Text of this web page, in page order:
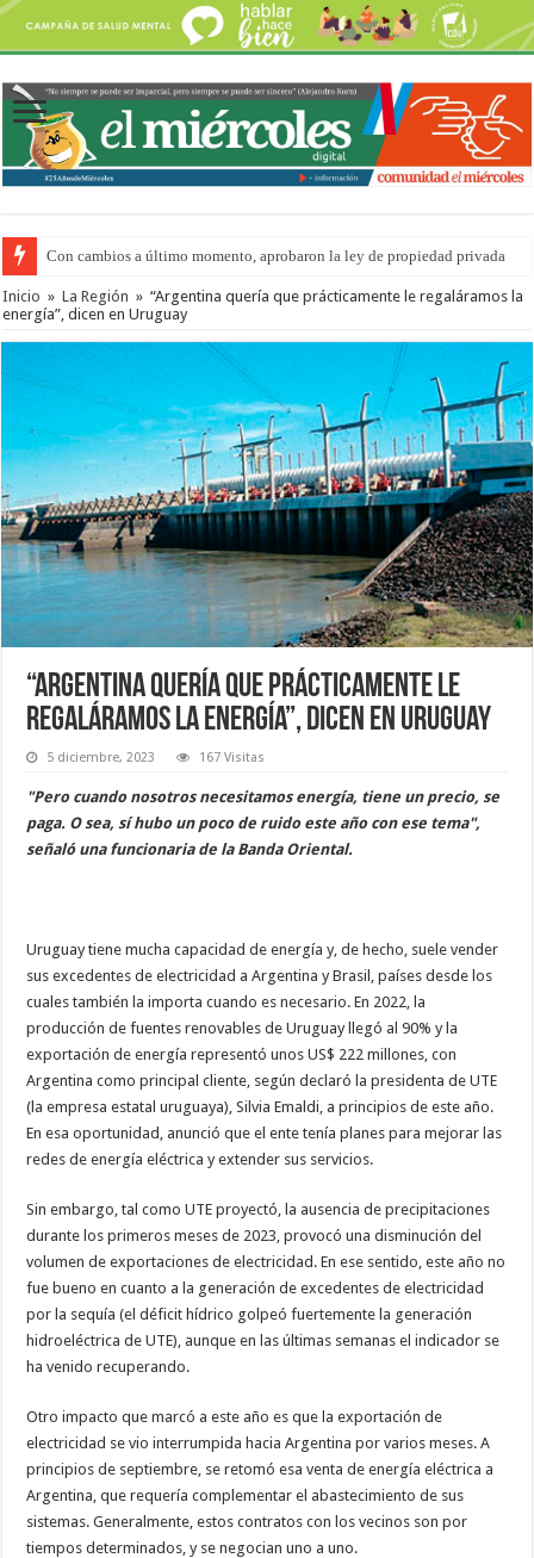
Con cambios a último momento, aprobaron la ley de propiedad privada
Inicio » La Región » “Argentina quería que prácticamente le regaláramos la
energía”, dicen en Uruguay
“Argentina quería que prácticamente le
regaláramos la energía”, dicen en Uruguay
5 diciembre, 2023 167 Visitas
"Pero cuando nosotros necesitamos energía, tiene un precio, se
paga. O sea, sí hubo un poco de ruido este año con ese tema",
señaló una funcionaria de la Banda Oriental.
Uruguay tiene mucha capacidad de energía y, de hecho, suele vender
sus excedentes de electricidad a Argentina y Brasil, países desde los
cuales también la importa cuando es necesario. En 2022, la
producción de fuentes renovables de Uruguay llegó al 90% y la
exportación de energía representó unos US$ 222 millones, con
Argentina como principal cliente, según declaró la presidenta de UTE
(la empresa estatal uruguaya), Silvia Emaldi, a principios de este año.
En esa oportunidad, anunció que el ente tenía planes para mejorar las
redes de energía eléctrica y extender sus servicios.
Sin embargo, tal como UTE proyectó, la ausencia de precipitaciones
durante los primeros meses de 2023, provocó una disminución del
volumen de exportaciones de electricidad. En ese sentido, este año no
fue bueno en cuanto a la generación de excedentes de electricidad
por la sequía (el déficit hídrico golpeó fuertemente la generación
hidroeléctrica de UTE), aunque en las últimas semanas el indicador se
ha venido recuperando.
Otro impacto que marcó a este año es que la exportación de
electricidad se vio interrumpida hacia Argentina por varios meses. A
principios de septiembre, se retomó esa venta de energía eléctrica a
Argentina, que requería complementar el abastecimiento de sus
sistemas. Generalmente, estos contratos con los vecinos son por
tiempos determinados, y se negocian uno a uno.